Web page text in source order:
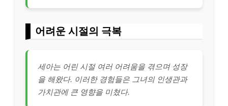
어려운 시절의 극복
세아는 어린 시절 여러 어려움을 겪으며 성장
을 해왔다. 이러한 경험들은 그녀의 인생관과
가치관에 큰 영향을 미쳤다.